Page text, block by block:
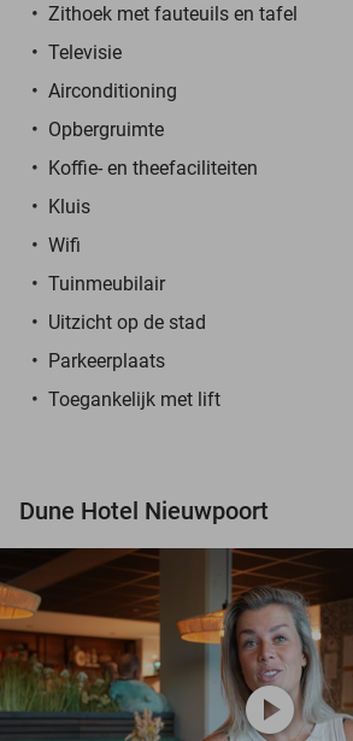
Zithoek met fauteuils en tafel
Televisie
Airconditioning
Opbergruimte
Koffie- en theefaciliteiten
Kluis
Wifi
Tuinmeubilair
Uitzicht op de stad
Parkeerplaats
Toegankelijk met lift
Dune Hotel Nieuwpoort
play_circle